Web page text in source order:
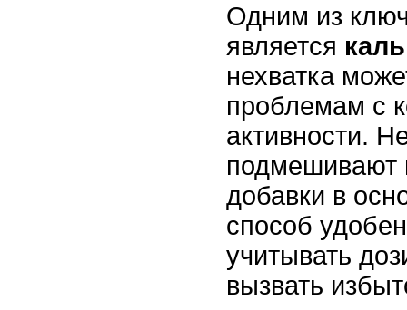
Одним из
является
нехватка
проблемам с
активности.
подмешивают
добавки в
способ
учитывать
вызвать